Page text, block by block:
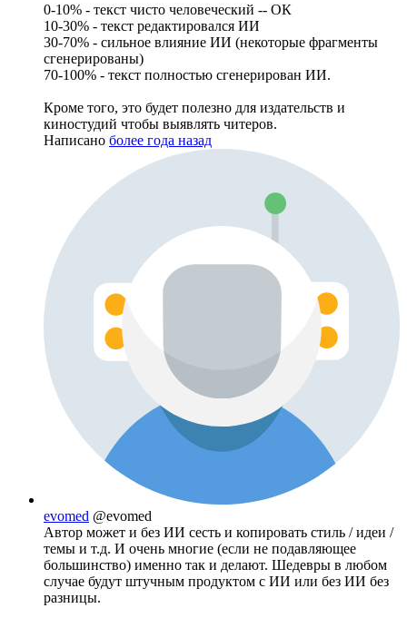
0-10% - текст чисто человеческий -- ОК
10-30% - текст редактировался ИИ
30-70% - сильное влияние ИИ (некоторые фрагменты
сгенерированы)
70-100% - текст полностью сгенерирован ИИ.
Кроме того, это будет полезно для издательств и
киностудий чтобы выявлять читеров.
Написано более года назад
evomed @evomed
Автор может и без ИИ сесть и копировать стиль / идеи /
темы и т.д. И очень многие (если не подавляющее
большинство) именно так и делают. Шедевры в любом
случае будут штучным продуктом с ИИ или без ИИ без
разницы.